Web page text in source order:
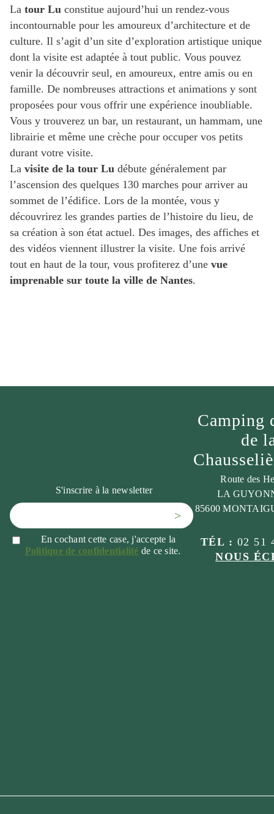
La tour Lu constitue aujourd’hui un rendez-vous
incontournable pour les amoureux d’architecture et de
culture. Il s’agit d’un site d’exploration artistique unique
dont la visite est adaptée à tout public. Vous pouvez
venir la découvrir seul, en amoureux, entre amis ou en
famille. De nombreuses attractions et animations y sont
proposées pour vous offrir une expérience inoubliable.
Vous y trouverez un bar, un restaurant, un hammam, une
librairie et même une crèche pour occuper vos petits
durant votre visite.
La visite de la tour Lu débute généralement par
l’ascension des quelques 130 marches pour arriver au
sommet de l’édifice. Lors de la montée, vous y
découvrirez les grandes parties de l’histoire du lieu, de
sa création à son état actuel. Des images, des affiches et
des vidéos viennent illustrer la visite. Une fois arrivé
tout en haut de la tour, vous profiterez d’une vue
imprenable sur toute la ville de Nantes.
S'inscrire à la newsletter
>
En cochant cette case, j'accepte la
Politique de confidentialité de ce site.
Camping
de
Route des
LA
85600
TÉL : 02 51
NOUS